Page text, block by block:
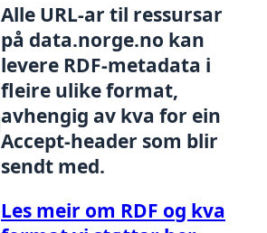
Alle URL-ar til ressursar
på data.norge.no kan
levere RDF-metadata i
fleire ulike format,
avhengig av kva for ein
Accept-header som blir
sendt med.
Les meir om RDF og kva